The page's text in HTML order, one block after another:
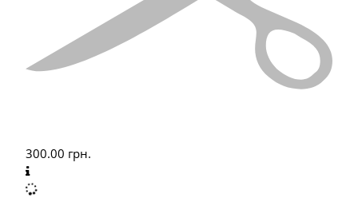
300.00 грн.